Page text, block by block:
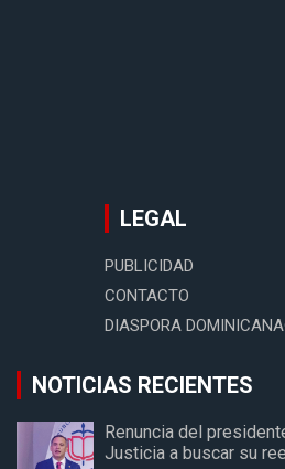
LEGAL
PUBLICIDAD
CONTACTO
DIASPORA
NOTICIAS RECIENTES
Renuncia del
Justicia a buscar su